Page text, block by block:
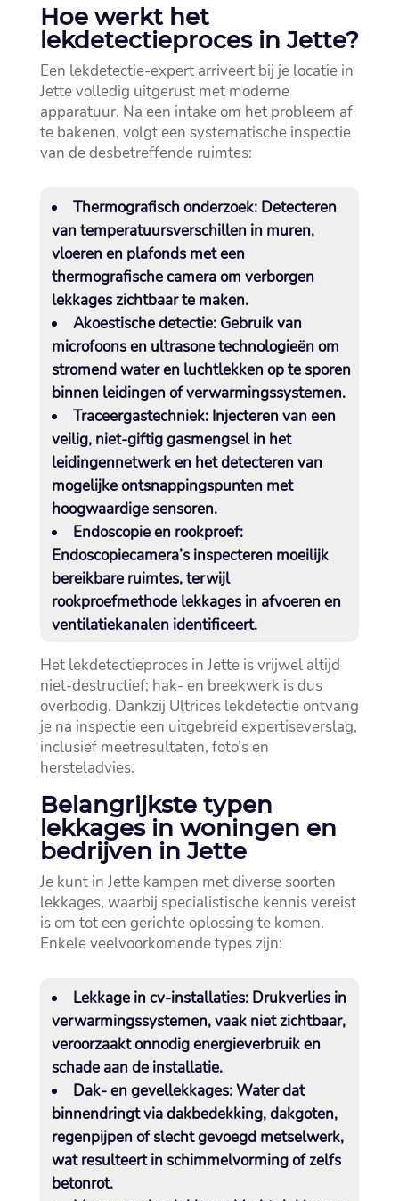
Hoe werkt het
lekdetectieproces in Jette?
Een lekdetectie-expert arriveert bij je locatie in
Jette volledig uitgerust met moderne
apparatuur.​ Na een intake om het probleem af
te bakenen, volgt een systematische inspectie
van de desbetreffende ruimtes:
Thermografisch onderzoek:Detecteren
van temperatuursverschillen in muren,
vloeren en plafonds met een
thermografische camera om verborgen
lekkages zichtbaar te maken.​
Akoestische detectie:Gebruik van
microfoons en ultrasone technologieën om
stromend water en luchtlekken op te sporen
binnen leidingen of verwarmingssystemen.​
Traceergastechniek:Injecteren van een
veilig, niet-giftig gasmengsel in het
leidingennetwerk en het detecteren van
mogelijke ontsnappingspunten met
hoogwaardige sensoren.​
Endoscopie en rookproef:
Endoscopiecamera’s inspecteren moeilijk
bereikbare ruimtes, terwijl
rookproefmethode lekkages in afvoeren en
ventilatiekanalen identificeert.​
Het lekdetectieproces in Jette is vrijwel altijd
niet-destructief; hak- en breekwerk is dus
overbodig.​ Dankzij Ultrices lekdetectie ontvang
je na inspectie een uitgebreid expertiseverslag,
inclusief meetresultaten, foto’s en
hersteladvies.​
Belangrijkste typen
lekkages in woningen en
bedrijven in Jette
Je kunt in Jette kampen met diverse soorten
lekkages, waarbij specialistische kennis vereist
is om tot een gerichte oplossing te komen.​
Enkele veelvoorkomende types zijn:
Lekkage in cv-installaties:Drukverlies in
verwarmingssystemen, vaak niet zichtbaar,
veroorzaakt onnodig energieverbruik en
schade aan de installatie.​
Dak- en gevellekkages:Water dat
binnendringt via dakbedekking, dakgoten,
regenpijpen of slecht gevoegd metselwerk,
wat resulteert in schimmelvorming of zelfs
betonrot.​